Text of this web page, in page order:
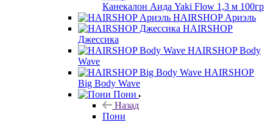
Канекалон Аида Yaki Flow 1,3 м 100гр
HAIRSHOP Ариэль
HAIRSHOP
Джессика
HAIRSHOP Body
Wave
HAIRSHOP
Big Body Wave
Пони
Назад
Пони